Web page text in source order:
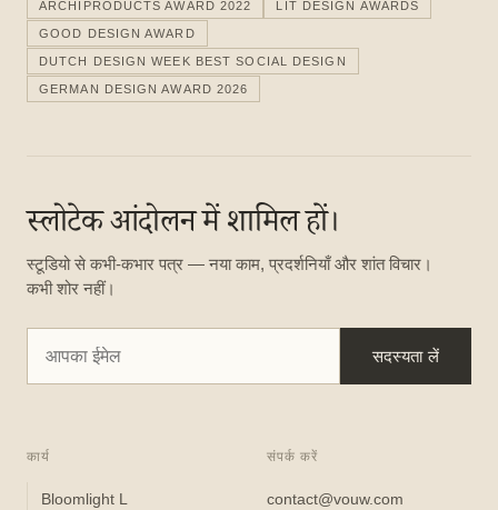
ARCHIPRODUCTS AWARD 2022 LIT DESIGN AWARDS
GOOD DESIGN AWARD
DUTCH DESIGN WEEK BEST SOCIAL DESIGN
GERMAN DESIGN AWARD 2026
स्लोटेक आंदोलन में शामिल हों।
स्टूडियो से कभी-कभार पत्र — नया काम, प्रदर्शनियाँ और शांत विचार।
कभी शोर नहीं।
सदस्यता लें
कार्य
Bloomlight L
संपर्क करें
contact@vouw.com